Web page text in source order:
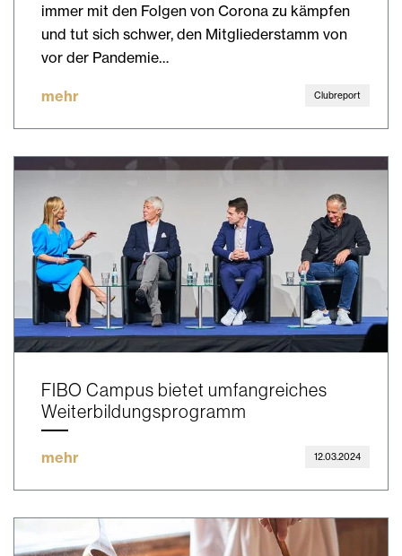
immer mit den Folgen von Corona zu kämpfen
und tut sich schwer, den Mitgliederstamm von
vor der Pandemie…
mehr Clubreport
FIBO Campus bietet umfangreiches
Weiterbildungsprogramm
mehr 12.03.2024